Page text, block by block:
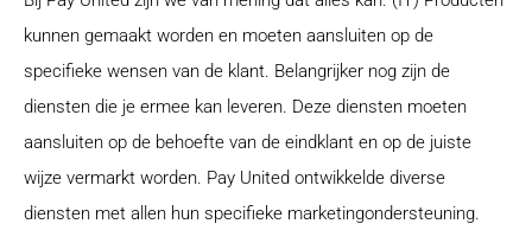
kunnen gemaakt worden en moeten aansluiten op de
specifieke wensen van de klant. Belangrijker nog zijn de
diensten die je ermee kan leveren. Deze diensten moeten
aansluiten op de behoefte van de eindklant en op de juiste
wijze vermarkt worden. Pay United ontwikkelde diverse
diensten met allen hun specifieke marketingondersteuning.